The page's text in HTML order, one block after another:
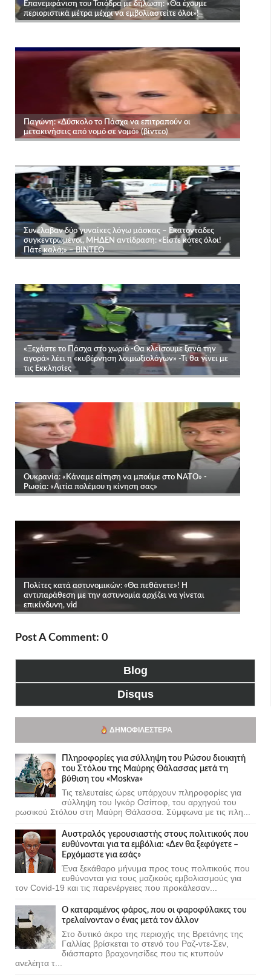
Post A Comment: 0
Blog
Disqus
ΔΗΜΟΦΙΛΈΣΤΕΡΑ
Πληροφορίες για σύλληψη του Ρώσου διοικητή
του Στόλου της Mαύρης Θάλασσας μετά τη
βύθιση του «Moskva»
Τις τελευταίες ώρες υπάρχουν πληροφορίες για
σύλληψη του Ιγκόρ Οσίποφ, του αρχηγού του
ρωσικού Στόλου στη Μαύρη Θάλασσα. Σύμφωνα με τις πλη...
Αυστραλός γερουσιαστής στους πολιτικούς που
ευθύνονται για τα εμβόλια: «Δεν θα ξεφύγετε –
Ερχόμαστε για εσάς»
Ένα ξεκάθαρο μήνυμα προς τους πολιτικούς που
ευθύνονται για τους μαζικούς εμβολιασμούς για
τον Covid-19 και τις παρενέργειες που προκάλεσαν...
Ο καταραμένος φάρος, που οι φαροφύλακες του
τρελαίνονταν ο ένας μετά τον άλλον
Στο δυτικό άκρο της περιοχής της Βρετάνης της
Γαλλίας βρίσκεται το στενό του Ραζ-ντε-Σεν,
διάσπαρτο βραχονησίδες που τις κτυπούν
ανελέητα τ...